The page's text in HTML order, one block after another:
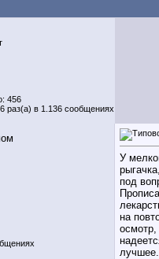
456
раз(а) в 1.136 сообщениях
У
под
на
лучшее.